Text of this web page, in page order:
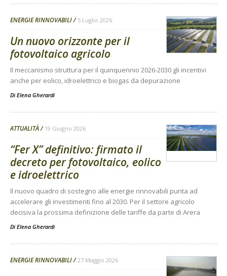
ENERGIE RINNOVABILI 5 Luglio 2026
Un nuovo orizzonte per il
fotovoltaico agricolo
Il meccanismo struttura per il quinquennio 2026-2030 gli incentivi
anche per eolico, idroelettrico e biogas da depurazione
Di Elena Gherardi
ATTUALITÀ 19 Giugno 2026
“Fer X” definitivo: firmato il
decreto per fotovoltaico, eolico
e idroelettrico
Il nuovo quadro di sostegno alle energie rinnovabili punta ad
accelerare gli investimenti fino al 2030. Per il settore agricolo
decisiva la prossima definizione delle tariffe da parte di Arera
Di Elena Gherardi
ENERGIE RINNOVABILI 27 Maggio 2026